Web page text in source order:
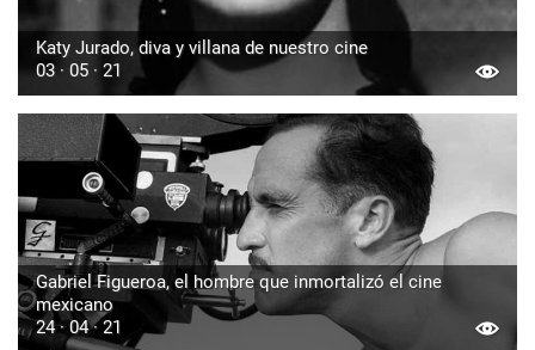
Katy Jurado, diva y villana de nuestro cine
03 · 05 · 21
Gabriel Figueroa, el hombre que inmortalizó el cine
mexicano
24 · 04 · 21